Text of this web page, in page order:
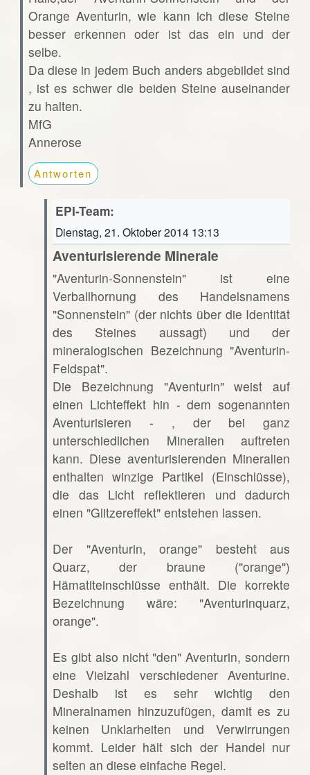
Orange Aventurin, wie kann ich diese Steine
besser erkennen oder ist das ein und der
selbe.
Da diese in jedem Buch anders abgebildet sind
, ist es schwer die beiden Steine auseinander
zu halten.
MfG
Annerose
Antworten
EPI-Team:
Dienstag, 21. Oktober 2014 13:13
Aventurisierende Minerale
"Aventurin-Sonnenstein" ist eine
Verballhornung des Handelsnamens
"Sonnenstein" (der nichts über die Identität
des Steines aussagt) und der
mineralogischen Bezeichnung "Aventurin-
Feldspat".
Die Bezeichnung "Aventurin" weist auf
einen Lichteffekt hin - dem sogenannten
Aventurisieren - , der bei ganz
unterschiedlichen Mineralien auftreten
kann. Diese aventurisierenden Mineralien
enthalten winzige Partikel (Einschlüsse),
die das Licht reflektieren und dadurch
einen "Glitzereffekt" entstehen lassen.
Der "Aventurin, orange" besteht aus
Quarz, der braune ("orange")
Hämatiteinschlüsse enthält. Die korrekte
Bezeichnung wäre: "Aventurinquarz,
orange".
Es gibt also nicht "den" Aventurin, sondern
eine Vielzahl verschiedener Aventurine.
Deshalb ist es sehr wichtig den
Mineralnamen hinzuzufügen, damit es zu
keinen Unklarheiten und Verwirrungen
kommt. Leider hält sich der Handel nur
selten an diese einfache Regel.